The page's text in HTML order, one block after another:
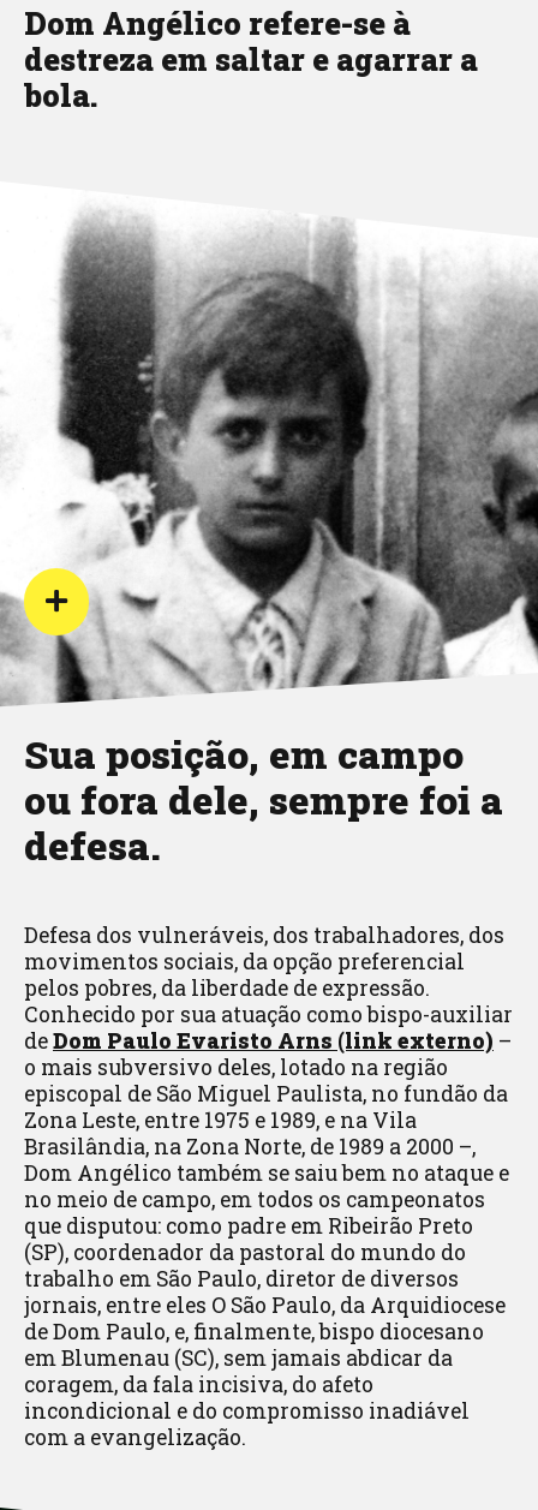
Dom Angélico refere-se à
destreza em saltar e agarrar a
bola.
Sua posição, em campo
ou fora dele, sempre foi a
defesa.
Defesa dos vulneráveis, dos trabalhadores, dos
movimentos sociais, da opção preferencial
pelos pobres, da liberdade de expressão.
Conhecido por sua atuação como bispo-auxiliar
deDom Paulo Evaristo Arns (link externo) –
o mais subversivo deles, lotado na região
episcopal de São Miguel Paulista, no fundão da
Zona Leste, entre 1975 e 1989, e na Vila
Brasilândia, na Zona Norte, de 1989 a 2000 –,
Dom Angélico também se saiu bem no ataque e
no meio de campo, em todos os campeonatos
que disputou: como padre em Ribeirão Preto
(SP), coordenador da pastoral do mundo do
trabalho em São Paulo, diretor de diversos
jornais, entre eles O São Paulo, da Arquidiocese
de Dom Paulo, e, finalmente, bispo diocesano
em Blumenau (SC), sem jamais abdicar da
coragem, da fala incisiva, do afeto
incondicional e do compromisso inadiável
com a evangelização.